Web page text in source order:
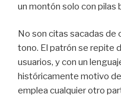
un montón solo con pilas
No son citas sacadas de
tono. El patrón se repite
usuarios, y con un
históricamente motivo
emplea cualquier otro